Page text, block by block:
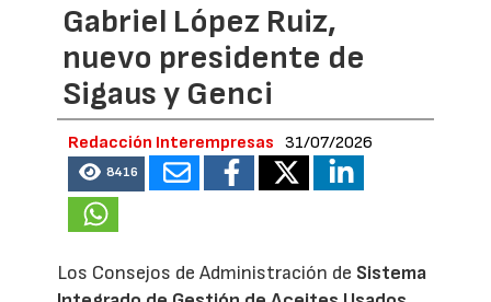
Gabriel López Ruiz,
nuevo presidente de
Sigaus y Genci
Redacción Interempresas 31/07/2026
8416
Los Consejos de Administración de Sistema